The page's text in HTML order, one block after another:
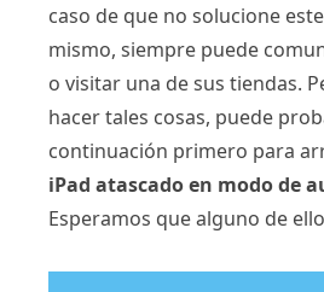
caso de que no solucione
mismo, siempre puede
o visitar una de sus tiendas.
hacer tales cosas, puede
continuación primero para
iPad atascado en modo de
Esperamos que alguno de